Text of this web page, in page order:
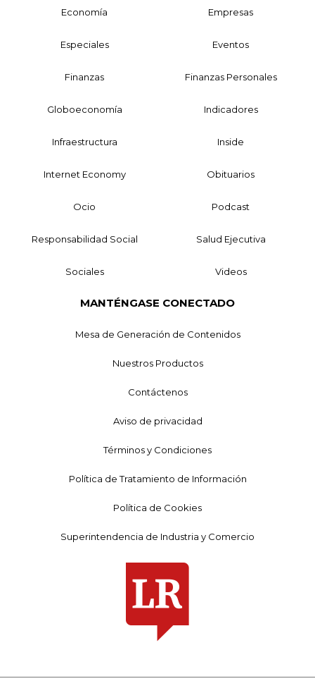
Economía Empresas
Especiales Eventos
Finanzas Finanzas Personales
Globoeconomía Indicadores
Infraestructura Inside
Internet Economy Obituarios
Ocio Podcast
Responsabilidad Social Salud Ejecutiva
Sociales Videos
MANTÉNGASE CONECTADO
Mesa de Generación de Contenidos
Nuestros Productos
Contáctenos
Aviso de privacidad
Términos y Condiciones
Política de Tratamiento de Información
Política de Cookies
Superintendencia de Industria y Comercio